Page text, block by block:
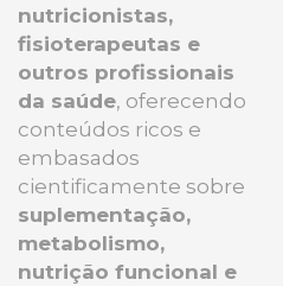
nutricionistas,
fisioterapeutas e
outros profissionais
da saúde, oferecendo
conteúdos ricos e
embasados
cientificamente sobre
suplementação,
metabolismo,
nutrição funcional e